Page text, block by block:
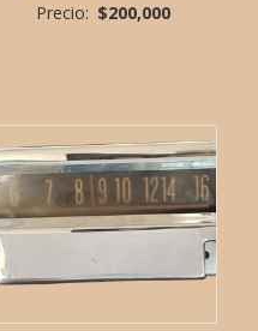
Precio: $200,000